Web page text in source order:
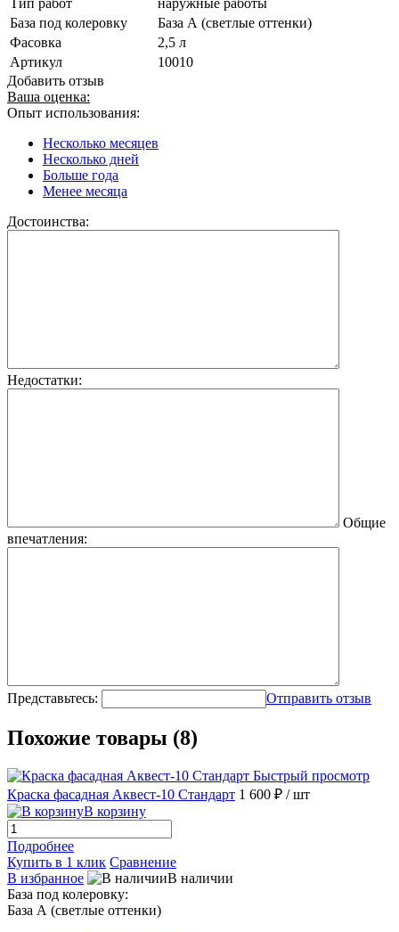
Тип работ
наружные работы
База под колеровку
База А (светлые оттенки)
Фасовка
2,5 л
Артикул
10010
Добавить отзыв
Ваша оценка:
Опыт использования:
Несколько месяцев
Несколько дней
Больше года
Менее месяца
Достоинства:
Недостатки:
Общие
впечатления:
Представьтесь: Отправить отзыв
Похожие товары (8)
Быстрый просмотр
Краска фасадная Аквест-10 Стандарт 1 600 ₽ / шт
В корзину
Подробнее
Купить в 1 клик Сравнение
В избранное
В наличии
База под колеровку:
База А (светлые оттенки)